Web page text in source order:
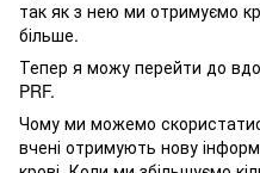
так як з нею ми отримуємо
більше.
Тепер я можу перейти до
PRF.
Чому ми можемо
вчені отримують нову